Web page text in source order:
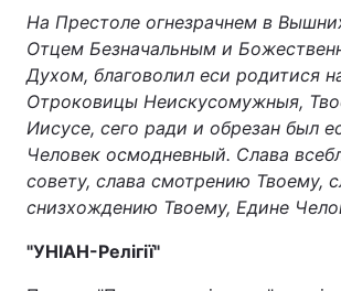
На Престоле огнезрачнем в
Отцем Безначальным и
Духом, благоволил еси родитися
Отроковицы Неискусомужныя,
Иисусе, сего ради и обрезан был
Человек осмодневный. Слава
совету, слава смотрению Твоему,
снизхождению Твоему, Едине
"УНІАН-Релігії"